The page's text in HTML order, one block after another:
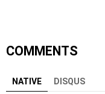
COMMENTS
NATIVE DISQUS